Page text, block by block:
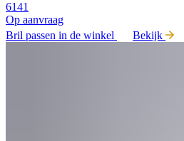
6141
Op aanvraag
Bril passen in de winkel
Bekijk